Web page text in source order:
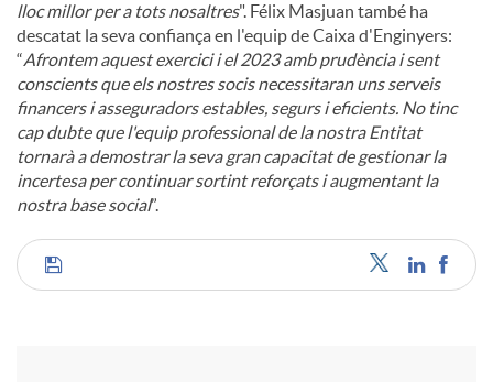
lloc millor per a tots nosaltres". Félix Masjuan també ha
descatat la seva confiança en l'equip de Caixa d'Enginyers:
“Afrontem aquest exercici i el 2023 amb prudència i sent
conscients que els nostres socis necessitaran uns serveis
financers i asseguradors estables, segurs i eficients. No tinc
cap dubte que l'equip professional de la nostra Entitat
tornarà a demostrar la seva gran capacitat de gestionar la
incertesa per continuar sortint reforçats i augmentant la
nostra base social”.
C